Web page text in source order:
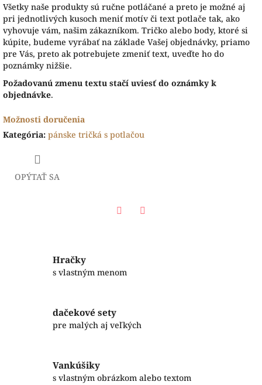
Všetky naše produkty sú ručne potláčané a preto je možné aj
pri jednotlivých kusoch meniť motív či text potlače tak, ako
vyhovuje vám, našim zákazníkom. Tričko alebo body, ktoré si
kúpite, budeme vyrábať na základe Vašej objednávky, priamo
pre Vás, preto ak potrebujete zmeniť text, uveďte ho do
poznámky nižšie.
Požadovanú zmenu textu stačí uviesť do oznámky k
objednávke.
Možnosti doručenia
Kategória: pánske tričká s potlačou
OPÝTAŤ SA
Hračky
s vlastným menom
dačekové sety
pre malých aj veľkých
Vankúšiky
s vlastným obrázkom alebo textom